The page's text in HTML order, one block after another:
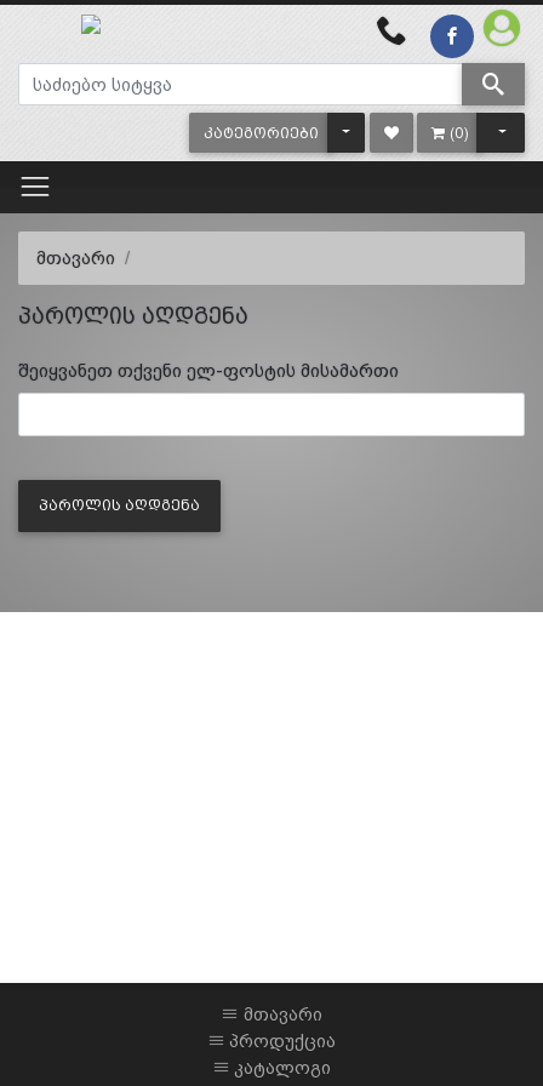
ᲙᲐᲢᲔᲒᲝᲠᲘᲔᲑᲘ TOGGLE DROPDOWN
(0)
მთავარი
პაროლის აღდგენა
შეიყვანეთ თქვენი ელ-ფოსტის მისამართი
ᲞᲐᲠᲝᲚᲘᲡ ᲐᲦᲓᲒᲔᲜᲐ
მთავარი
პროდუქცია
კატალოგი